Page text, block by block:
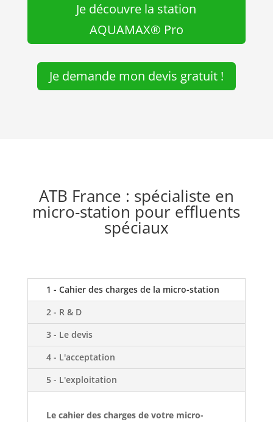
Je découvre la station
AQUAMAX® Pro
Je demande mon devis gratuit !
ATB France : spécialiste en
micro-station pour effluents
spéciaux
1 - Cahier des charges de la micro-station
2 - R & D
3 - Le devis
4 - L'acceptation
5 - L'exploitation
Le cahier des charges de votre micro-